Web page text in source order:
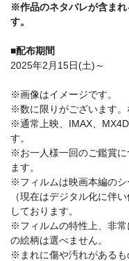
※作品のネタバレが含まれ
す。
■配布期間
2025年2月15日(土)～
※画像はイメージです。
※数に限りがございます。
※通常上映、IMAX、
す。
※お一人様一回のご鑑賞
ます。
※フィルムは映画本編のシ
（現在はデジタル化に伴
しております。
※フィルムの特性上、非常
の絵柄は選べません。
※まれに傷や汚れがある